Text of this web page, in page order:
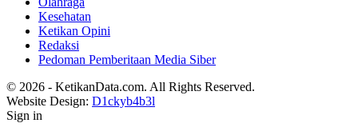
Kesehatan
Ketikan Opini
Redaksi
Pedoman Pemberitaan Media Siber
© 2026 - KetikanData.com. All Rights Reserved.
Website Design: D1ckyb4b3l
Sign in